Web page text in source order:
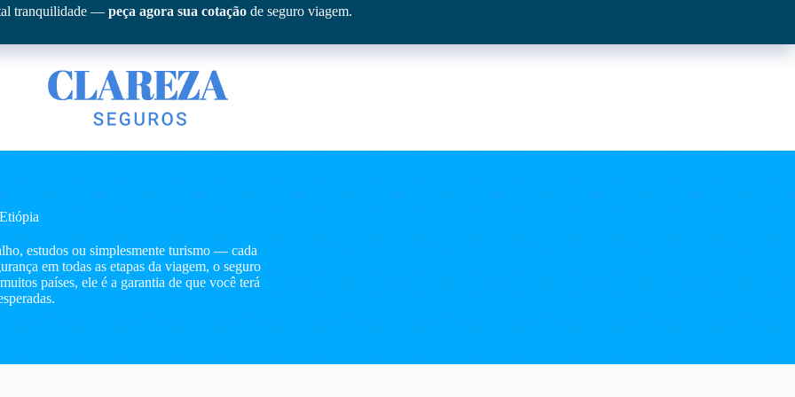
tranquilidade — peça agora sua cotaçãode seguro viagem.
estudos ou simplesmente turismo — cada
em todas as etapas da viagem, o seguro
países, ele é a garantia de que você terá